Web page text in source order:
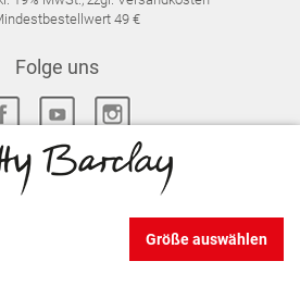
Größe auswählen
49 €
Folge uns
WIDERRUFSRECHT